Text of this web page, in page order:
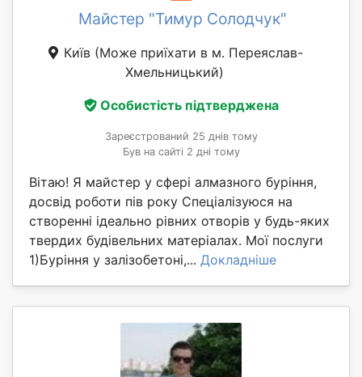
Майстер "Тимур Солодчук"
Київ (Може приїхати в м. Переяслав-
Хмельницький)
Особистість підтверджена
Зареєстрований 25 днів тому
Був на сайті 2 дні тому
Вітаю! Я майстер у сфері алмазного буріння,
досвід роботи пів року Спеціалізуюся на
створенні ідеально рівних отворів у будь-яких
твердих будівельних матеріалах. Мої послуги
1)Буріння у залізобетоні,... Докладніше